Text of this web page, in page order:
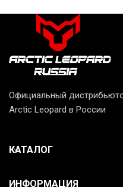
Официальный
Arctic Leopard в России
КАТАЛОГ
ИНФОРМАЦИЯ